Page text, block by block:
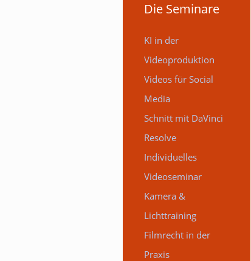
Die Seminare
KI in der
Videoproduktion
Videos für Social
Media
Schnitt mit DaVinci
Resolve
Individuelles
Videoseminar
Kamera &
Lichttraining
Filmrecht in der
Praxis